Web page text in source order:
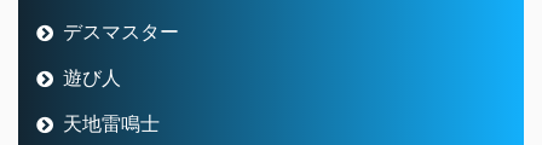
デスマスター
遊び人
天地雷鳴士